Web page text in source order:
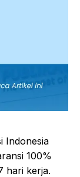
Indonesia
100%
hari kerja.